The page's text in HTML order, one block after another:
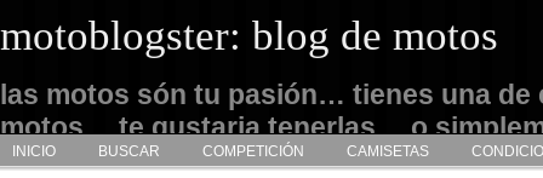
motoblogster: blog de motos
las motos són tu pasión… tienes una de
motos… te gustaria tenerlas… o
admirarlas… este es tu sitio
INICIO BUSCAR COMPETICIÓN CAMISETAS